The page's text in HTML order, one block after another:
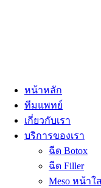
หน้าหลัก
ทีมแพทย์
เกี่ยวกับเรา
บริการของเรา
ฉีด Botox
ฉีด Filler
Meso หน้าใ